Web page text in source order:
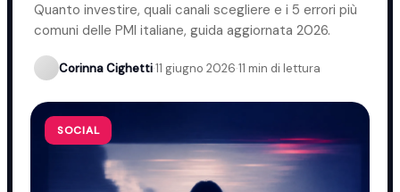
Quanto investire, quali canali scegliere e i 5 errori più
comuni delle PMI italiane, guida aggiornata 2026.
Corinna Cighetti·11 giugno 2026·11 min di lettura
SOCIAL